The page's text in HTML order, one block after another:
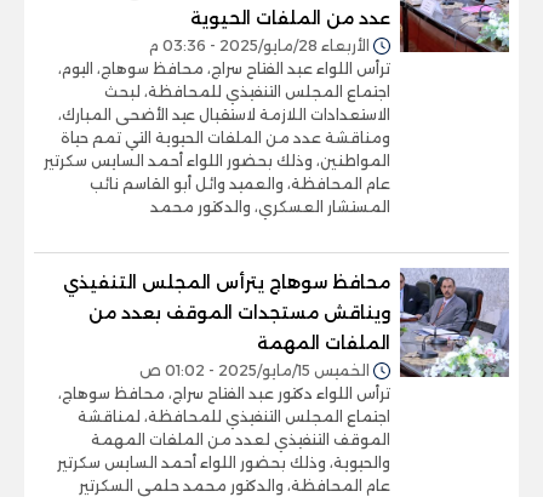
عدد من الملفات الحيوية
الأربعاء 28/مايو/2025 - 03:36 م
ترأس اللواء عبد الفتاح سراج، محافظ سوهاج، اليوم،
اجتماع المجلس التنفيذي للمحافظة، لبحث
الاستعدادات اللازمة لاستقبال عيد الأضحى المبارك،
ومناقشة عدد من الملفات الحيوية التي تمم حياة
المواطنين، وذلك بحضور اللواء أحمد السايس سكرتير
عام المحافظة، والعميد وائل أبو القاسم نائب
المستشار العسكري، والدكتور محمد
محافظ سوهاج يترأس المجلس التنفيذي
ويناقش مستجدات الموقف بعدد من
الملفات المهمة
الخميس 15/مايو/2025 - 01:02 ص
ترأس اللواء دكتور عبد الفتاح سراج، محافظ سوهاج،
اجتماع المجلس التنفيذي للمحافظة، لمناقشة
الموقف التنفيذي لعدد من الملفات المهمة
والحيوية، وذلك بحضور اللواء أحمد السايس سكرتير
عام المحافظة، والدكتور محمد حلمي السكرتير